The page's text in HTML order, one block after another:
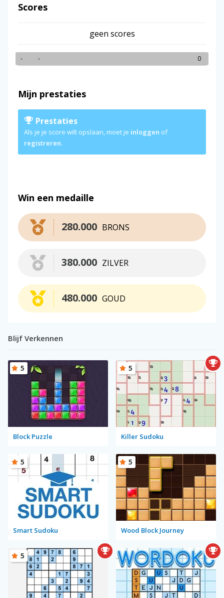
Scores
geen scores
- - 0
Mijn prestaties
Prestaties
Als je je score wilt opslaan, moet je inloggen of
registreren.
Win een medaille
BRONS
280.000
ZILVER
380.000
GOUD
480.000
Blijf Verkennen
Block Puzzle
5
Killer Sudoku
5
Smart Sudoku
5
Wood Block Journey
5
5